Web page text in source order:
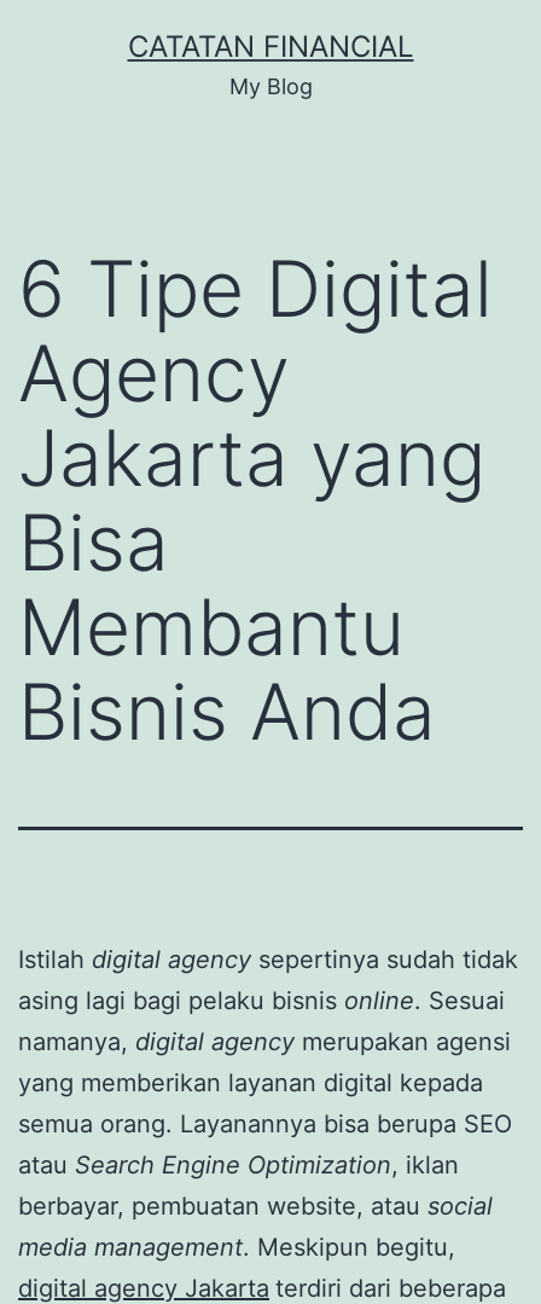
CATATAN FINANCIAL
My Blog
6 Tipe Digital
Agency
Jakarta yang
Bisa
Membantu
Bisnis Anda
Istilah digital agency sepertinya sudah tidak
asing lagi bagi pelaku bisnis online. Sesuai
namanya, digital agency merupakan agensi
yang memberikan layanan digital kepada
semua orang. Layanannya bisa berupa SEO
atau Search Engine Optimization, iklan
berbayar, pembuatan website, atau social
media management. Meskipun begitu,
digital agency Jakarta terdiri dari beberapa